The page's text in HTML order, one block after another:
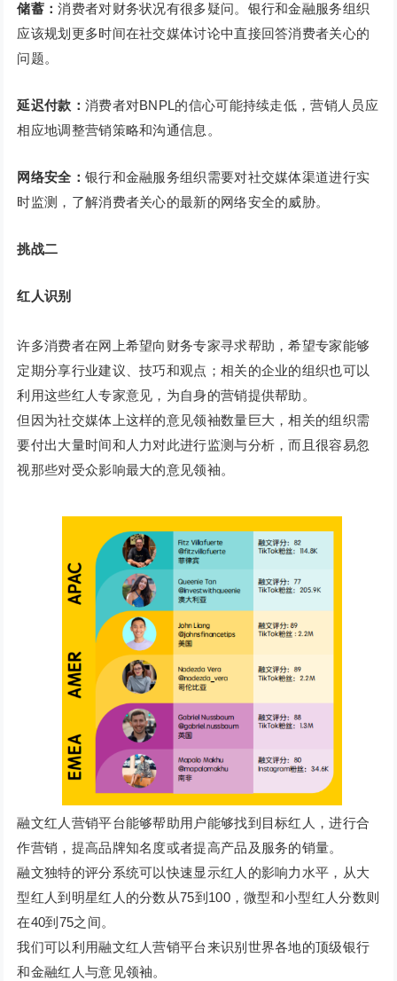
储蓄：消费者对财务状况有很多疑问。银行和金融服务组织
应该规划更多时间在社交媒体讨论中直接回答消费者关心的
问题。
延迟付款： 消费者对BNPL的信心可能持续走低，营销人员应
相应地调整营销策略和沟通信息。
网络安全： 银行和金融服务组织需要对社交媒体渠道进行实
时监测，了解消费者关心的最新的网络安全的威胁。
挑战二
红人识别
许多消费者在网上希望向财务专家寻求帮助，希望专家能够
定期分享行业建议、技巧和观点；相关的企业的组织也可以
利用这些红人专家意见，为自身的营销提供帮助。
但因为社交媒体上这样的意见领袖数量巨大，相关的组织需
要付出大量时间和人力对此进行监测与分析，而且很容易忽
视那些对受众影响最大的意见领袖。
融文红人营销平台能够帮助用户能够找到目标红人，进行合
作营销，提高品牌知名度或者提高产品及服务的销量。
融文独特的评分系统可以快速显示红人的影响力水平，从大
型红人到明星红人的分数从75到100，微型和小型红人分数则
在40到75之间。
我们可以利用融文红人营销平台来识别世界各地的顶级银行
和金融红人与意见领袖。